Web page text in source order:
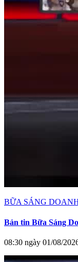
BỮA SÁNG
Bản tin Bữa Sáng
08:30 ngày 01/08/